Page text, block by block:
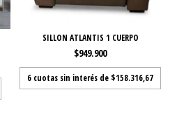
SILLON ATLANTIS 1 CUERPO
$949.900
6 cuotas sin interés de $158.316,67